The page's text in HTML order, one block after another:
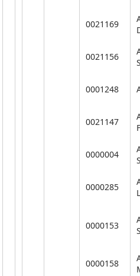
0021169
0021156
0001248
0021147
0000004
0000285
0000153
0000158